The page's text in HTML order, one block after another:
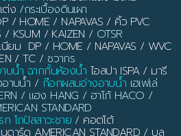
ต่ง /กระเบื้องดินเผา
/ HOME / NAPAVAS / คิ้ว PVC
/ KSUM / KAIZEN / OTSR
นียม DP / HOME / NAPAVAS / WVC
/ TC / ชวากร
บน้ำ ฉากกั้นห้องน้ำ ไอสปา ISPA / มารี
าบน้ำ / ก๊อกผสมอ่างอาบน้ำ เฮเฟเล่
/ แฮง HANG / ฮาโก้ HACO /
STANDARD
โถปัสสาวะชาย / คอตโต้
ดาร์ด AMERICAN STANDARD / บลู